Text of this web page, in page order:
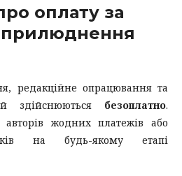
оплату за
редакційне опрацювання та
здійснюються безоплатно.
жодних платежів або
на будь-якому етапі